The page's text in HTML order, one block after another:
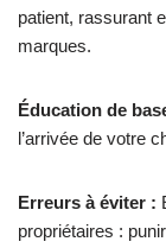
patient, rassurant
marques.
Éducation de
l’arrivée de votre
Erreurs à éviter :
propriétaires :